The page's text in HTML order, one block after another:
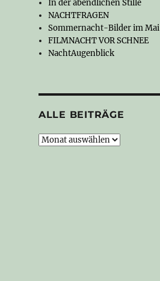
In der abendlichen Stille
NACHTFRAGEN
Sommernacht-Bilder im Mai
FILMNACHT VOR SCHNEE
NachtAugenblick
ALLE BEITRÄGE
Alle